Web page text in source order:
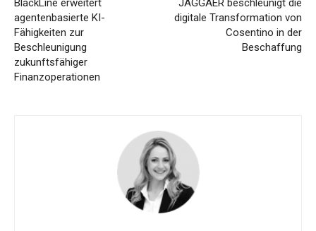
BlackLine erweitert
agentenbasierte KI-
Fähigkeiten zur
Beschleunigung
zukunftsfähiger
Finanzoperationen
JAGGAER beschleunigt die
digitale Transformation von
Cosentino in der
Beschaffung